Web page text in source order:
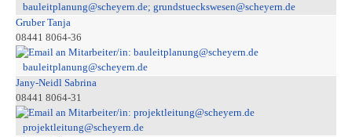
bauleitplanung@scheyern.de; grundstueckswesen@scheyern.de
Gruber Tanja
08441 8064-36
bauleitplanung@scheyern.de
Jany-Neidl Sabrina
08441 8064-31
projektleitung@scheyern.de